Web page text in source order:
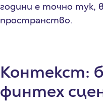
години е точно тук,
пространство.
Контекст:
финтех